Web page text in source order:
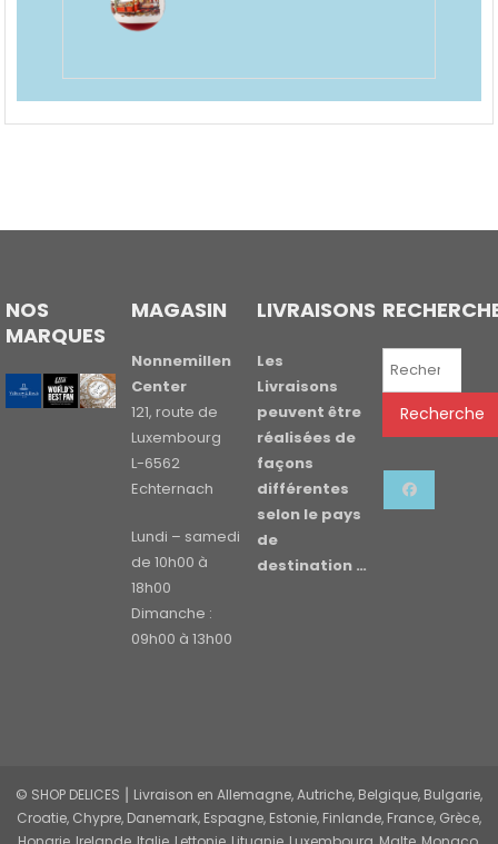
NOS
MARQUES
MAGASIN
Nonnemillen
Center
121, route de
Luxembourg
L-6562
Echternach
Lundi – samedi
de 10h00 à
18h00
Dimanche :
09h00 à 13h00
LIVRAISONS
Les
Livraisons
peuvent être
réalisées de
façons
différentes
selon le pays
de
destination …
Recherche
© SHOP DELICES ⎮ Livraison en Allemagne, Autriche, Belgique, Bulgarie,
Croatie, Chypre, Danemark, Espagne, Estonie, Finlande, France, Grèce,